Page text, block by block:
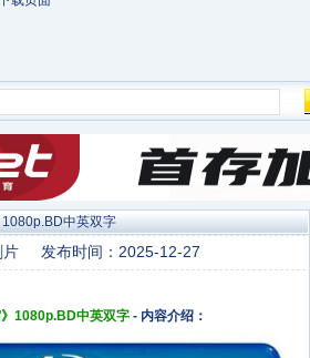
中英双字
片 发布时间：2025-12-27
1080p.BD中英双字 - 内容介绍：